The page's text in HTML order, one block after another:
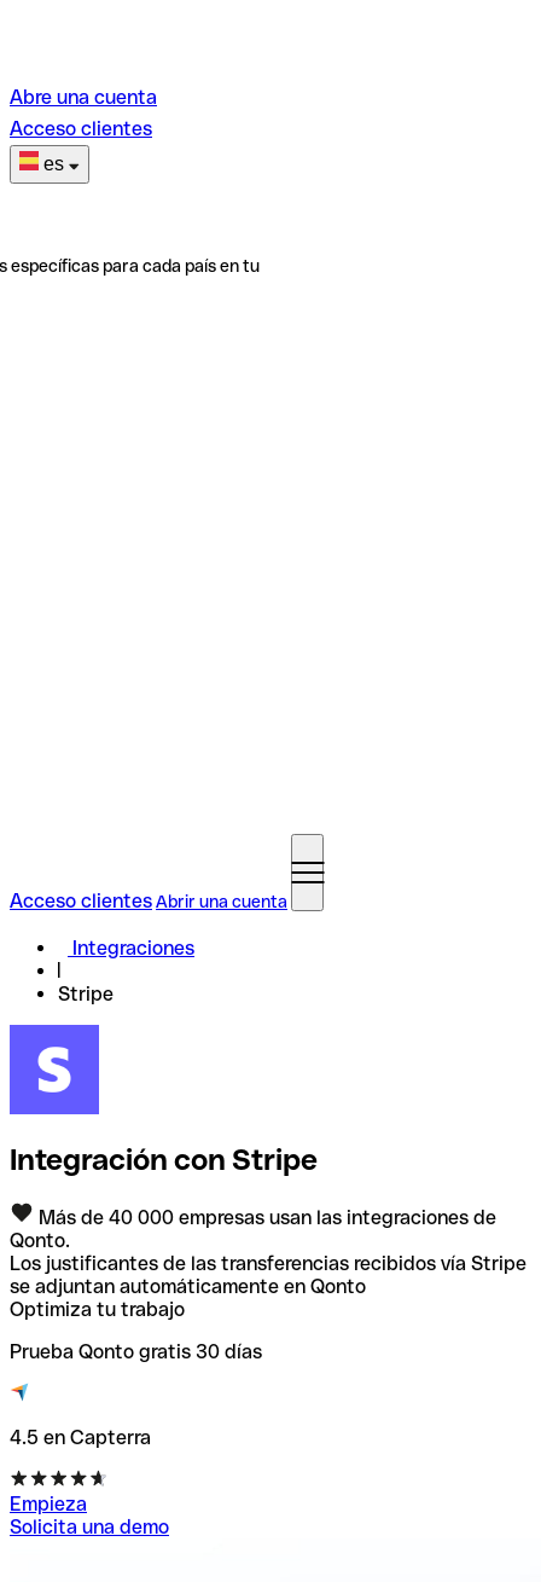
Abre una cuenta
Acceso clientes
es
específicas para cada país en tu
Acceso clientesAbrir una cuenta
Integraciones
Stripe
Integración con Stripe
Más de 40 000 empresas usan las integraciones de
Qonto.
Los justificantes de las transferencias recibidos vía Stripe
se adjuntan automáticamente en Qonto
Optimiza tu trabajo
Prueba Qonto gratis 30 días
4.5 en Capterra
Empieza
Solicita una demo